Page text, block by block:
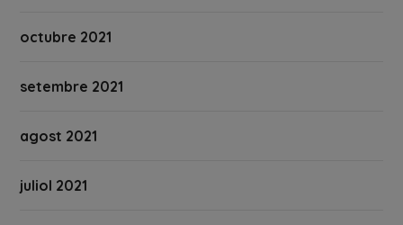
octubre 2021
setembre 2021
agost 2021
juliol 2021